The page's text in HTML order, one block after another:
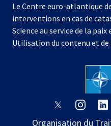
dans
un
Le Centre euro-atlantique
interventions en cas de
Science au service de la
Utilisation du contenu et de
s’ouvres’ouvre
Organisation du